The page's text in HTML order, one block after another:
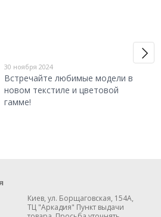
30 ноября 2024
Встречайте любимые модели в
новом текстиле и цветовой
гамме!
Киев, ул. Борщаговская, 154А,
ТЦ "Аркадия" Пункт выдачи